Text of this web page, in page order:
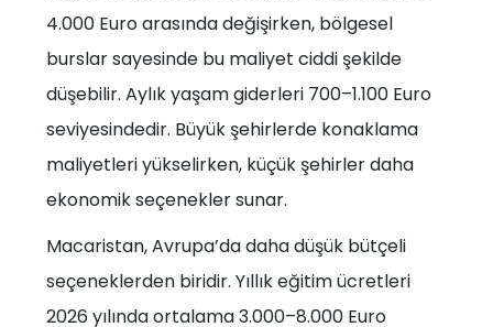
4.000 Euro arasında değişirken, bölgesel
burslar sayesinde bu maliyet ciddi şekilde
düşebilir. Aylık yaşam giderleri 700–1.100 Euro
seviyesindedir. Büyük şehirlerde konaklama
maliyetleri yükselirken, küçük şehirler daha
ekonomik seçenekler sunar.
Macaristan, Avrupa’da daha düşük bütçeli
seçeneklerden biridir. Yıllık eğitim ücretleri
2026 yılında ortalama 3.000–8.000 Euro